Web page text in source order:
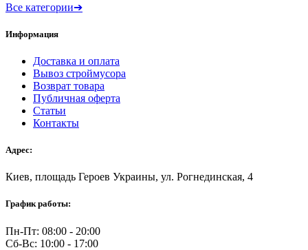
Все категории➔
Информация
Доставка и оплата
Вывоз строймусора
Возврат товара
Публичная оферта
Статьи
Контакты
Адрес:
Киев, площадь Героев Украины, ул. Рогнединская, 4
График работы:
Пн-Пт: 08:00 - 20:00
Сб-Вс: 10:00 - 17:00